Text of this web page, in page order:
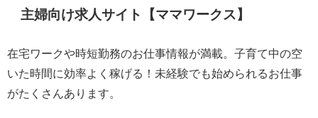
主婦向け求人サイト【ママワークス】
在宅ワークや時短勤務のお仕事情報が満載。子育て中の空
いた時間に効率よく稼げる！未経験でも始められるお仕事
がたくさんあります。